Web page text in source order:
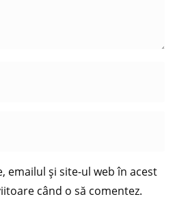
emailul și site-ul web în acest
când o să comentez.